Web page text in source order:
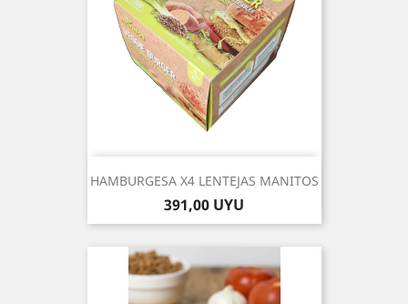
HAMBURGESA X4 LENTEJAS MANITOS
Precio
391,00 UYU